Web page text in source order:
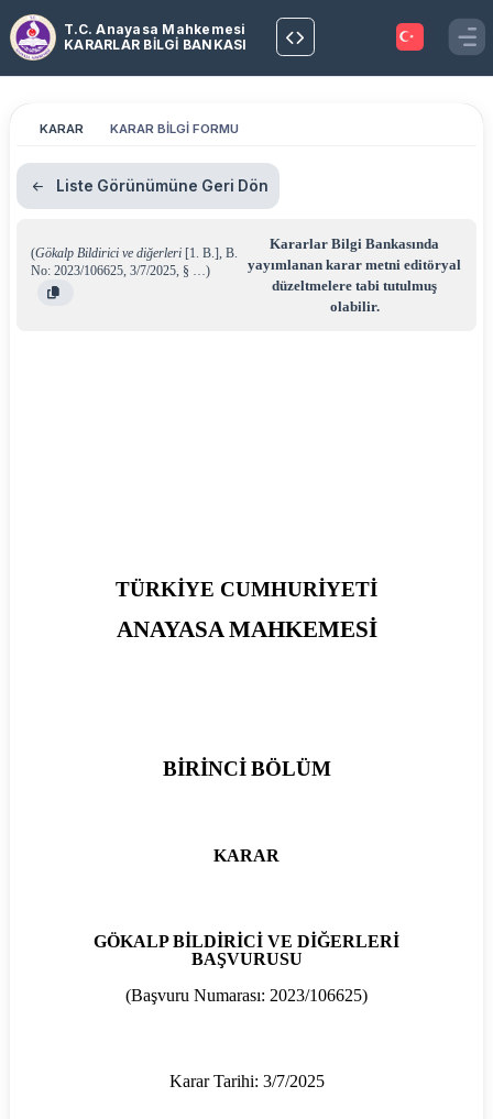
T.C. Anayasa Mahkemesi
KARARLAR BİLGİ BANKASI
KARAR KARAR BİLGİ FORMU
Liste Görünümüne Geri Dön
(Gökalp Bildirici ve diğerleri [1. B.], B.
No: 2023/106625, 3/7/2025, § …)
Kararlar Bilgi Bankasında
yayımlanan karar metni editöryal
düzeltmelere tabi tutulmuş
olabilir.